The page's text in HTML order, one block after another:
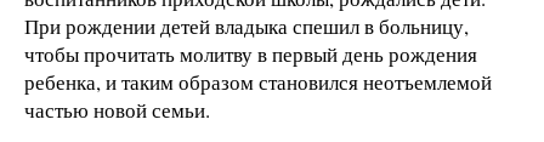
При рождении детей владыка спешил в больницу,
чтобы прочитать молитву в первый день рождения
ребенка, и таким образом становился неотъемлемой
частью новой семьи.